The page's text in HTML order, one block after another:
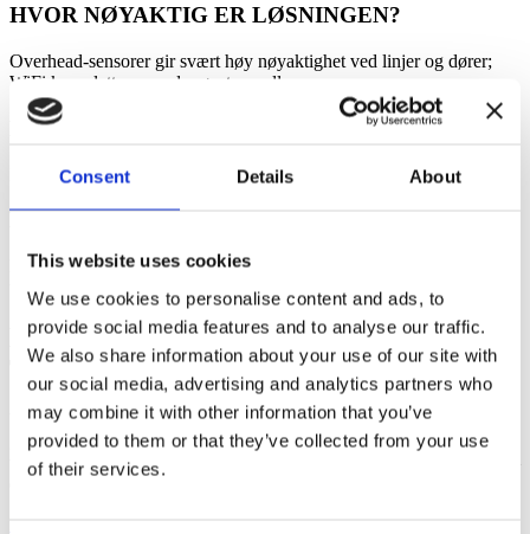
Consent Details About
This website uses cookies
We use cookies to personalise content and ads, to
provide social media features and to analyse our traffic.
We also share information about your use of our site with
our social media, advertising and analytics partners who
may combine it with other information that you’ve
provided to them or that they’ve collected from your use
of their services.
HVOR NØYAKTIG ER LØSNINGEN?
Overhead-sensorer gir svært høy nøyaktighet ved linjer og dører;
WiFi kompletterer med mønstre mellom soner.
LAGRER DERE BILDER ELLER PII?
Nei. Data er aggregert og anonymisert. Ingen bilder lagres.
Dashbord oppdateres fortløpende, slik at arrangementseffekt og
trender kan vurderes samme dag og uke-over-uke.
KONKLUSJON: ÅPENHET BYGGER
TILLIT
Ved å kombinere WiFi-tilstedeværelse med personteller-sensorer
gjør Grindsted beslutninger målbare og etterprøvbare. Slik kan byen
vise hva som virker, finjustere raskere og skape bedre opplevelser —